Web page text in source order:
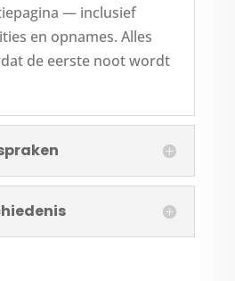
— inclusief
en opnames. Alles
de eerste noot wordt